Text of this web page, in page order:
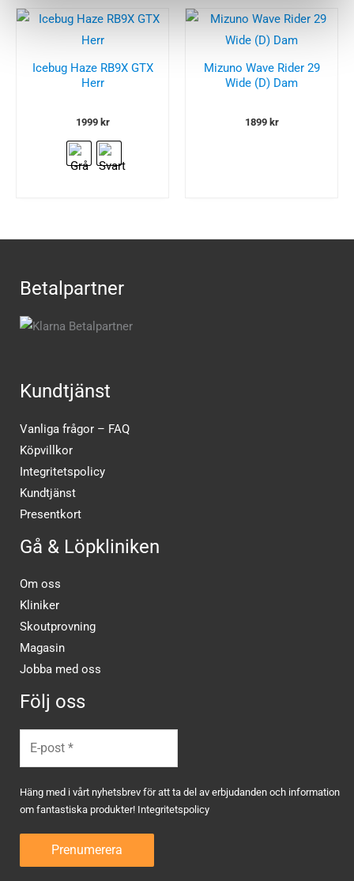
Icebug Haze RB9X GTX
Herr
1999 kr
Mizuno Wave Rider 29
Wide (D) Dam
1899 kr
Betalpartner
Kundtjänst
Vanliga frågor – FAQ
Köpvillkor
Integritetspolicy
Kundtjänst
Presentkort
Gå & Löpkliniken
Om oss
Kliniker
Skoutprovning
Magasin
Jobba med oss
Följ oss
Häng med i vårt nyhetsbrev för att ta del av erbjudanden och information
om fantastiska produkter! Integritetspolicy